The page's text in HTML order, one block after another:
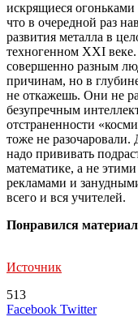
искрящиеся
что в очередной раз
развития металла в
техногенном XXI
совершенно разным
причинам, но в
не откажешь. Они не
безупречным
отстраненности
тоже не
надо прививать
математике, а не
рекламами и
всего и вся учителей.
Понравился
Источник
513
Facebook TwitterLinkedIn
Tumblr
Reddit
Skype
Telegram
Viber
Line